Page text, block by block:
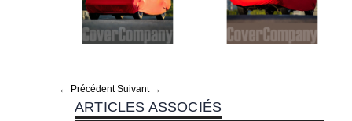
← Précédent Suivant →
ARTICLES ASSOCIÉS